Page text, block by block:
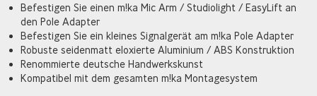
Befestigen Sie einen m!ka Mic Arm / Studiolight / EasyLift an
den Pole Adapter
Befestigen Sie ein kleines Signalgerät am m!ka Pole Adapter
Robuste seidenmatt eloxierte Aluminium / ABS Konstruktion
Renommierte deutsche Handwerkskunst
Kompatibel mit dem gesamten m!ka Montagesystem